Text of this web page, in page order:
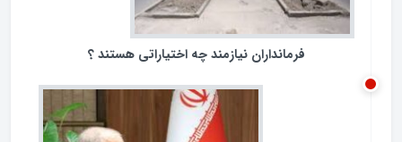
فرمانداران نیازمند چه اختیاراتی هستند ؟